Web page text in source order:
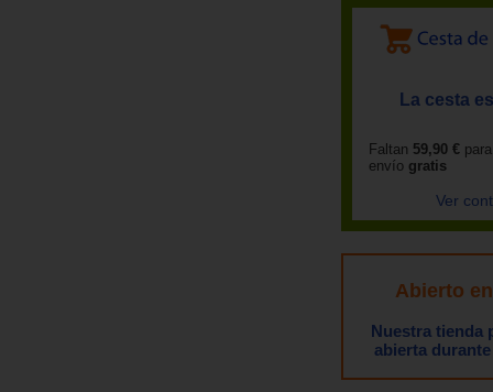
La cesta
Faltan 59,90 €
envío gratis
Ver
Abierto
Nuestra tienda
abierta